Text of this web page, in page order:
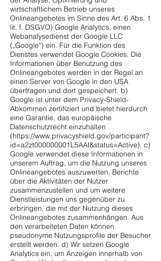
wirtschaftlichem Betrieb unseres
Onlineangebotes im Sinne des Art. 6 Abs. 1
lit. f. DSGVO) Google Analytics, einen
Webanalysedienst der Google LLC
(„Google“) ein. Für die Funktion des
Dienstes verwendet Google Cookies. Die
Informationen über Benutzung des
Onlineangebotes werden in der Regel an
einen Server von Google in den USA
übertragen und dort gespeichert. b)
Google ist unter dem Privacy-Shield-
Abkommen zertifiziert und bietet hierdurch
eine Garantie, das europäische
Datenschutzrecht einzuhalten
(https://www.privacyshield.gov/participant?
id=a2zt000000001L5AAI&status=Active). c)
Google verwendet diese Informationen in
unserem Auftrag, um die Nutzung unseres
Onlineangebotes auszuwerten, Berichte
über die Aktivitäten der Nutzer
zusammenzustellen und um weitere
Dienstleistungen uns gegenüber zu
erbringen, die mit der Nutzung dieses
Onlineangebotes zusammenhängen. Aus
den verarbeiteten Daten können
pseudonyme Nutzungsprofile der Besucher
erstellt werden. d) Wir setzen Google
Analytics ein, um Anzeigen innerhalb von